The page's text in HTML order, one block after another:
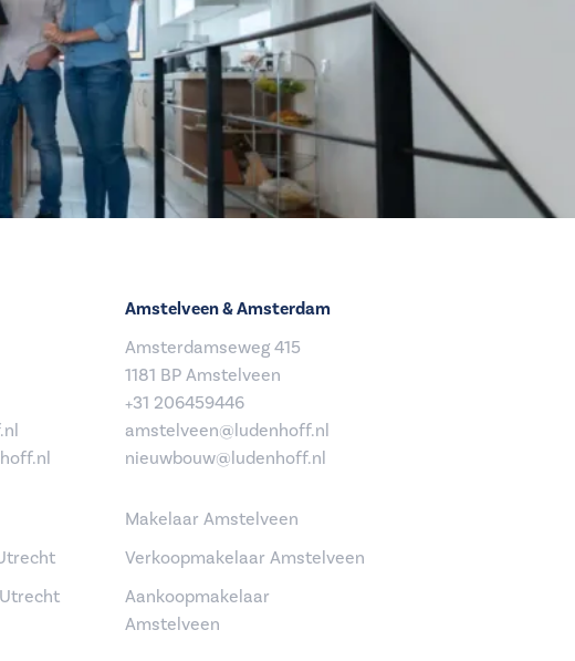
Amstelveen & Amsterdam
Amsterdamseweg 415
1181 BP Amstelveen
+31 206459446
amstelveen@ludenhoff.nl
nieuwbouw@ludenhoff.nl
Makelaar Amstelveen
Verkoopmakelaar Amstelveen
Aankoopmakelaar
Amstelveen